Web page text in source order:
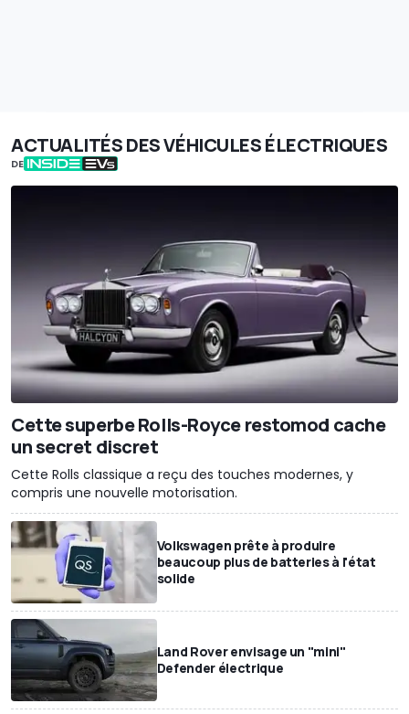
ACTUALITÉS DES VÉHICULES ÉLECTRIQUES
DE
Cette superbe Rolls-Royce restomod cache
un secret discret
Cette Rolls classique a reçu des touches modernes, y
compris une nouvelle motorisation.
Volkswagen prête à produire
beaucoup plus de batteries à l'état
solide
Land Rover envisage un "mini"
Defender électrique